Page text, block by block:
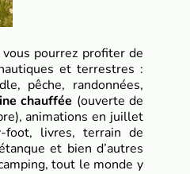
vous pourrez profiter de
et terrestres :
pêche, randonnées,
chauffée (ouverte de
animations en juillet
foot, livres, terrain de
et bien d’autres
tout le monde y